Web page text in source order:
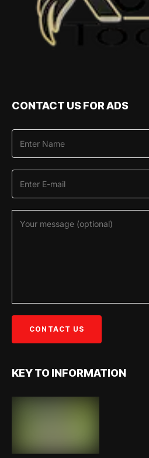
CONTACT US FOR ADS
KEY TO INFORMATION